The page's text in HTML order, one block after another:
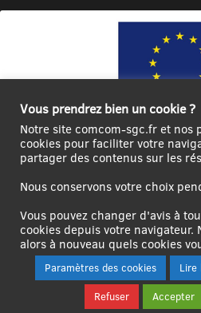
Ce site internet a été cofinancé par
Européen de Développement
déconnecter
Créer un
utilisateur
Vous prendrez bien un cookie ?
Notre site comcom-sgc.fr et nos
cookies pour faciliter votre
partager des contenus sur les
Nous conservons votre choix
Vous pouvez changer d'avis à
cookies depuis votre navigateur.
alors à nouveau quels cookies
Paramètres des cookies
Lire
Refuser
Accepter